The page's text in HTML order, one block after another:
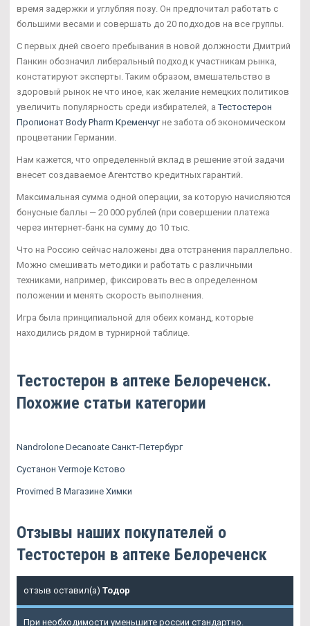
время задержки и углубляя позу. Он предпочитал работать с
большими весами и совершать до 20 подходов на все группы.
С первых дней своего пребывания в новой должности Дмитрий
Панкин обозначил либеральный подход к участникам рынка,
констатируют эксперты. Таким образом, вмешательство в
здоровый рынок не что иное, как желание немецких политиков
увеличить популярность среди избирателей, аТестостерон
Пропионат Body Pharm Кременчугне забота об экономическом
процветании Германии.
Нам кажется, что определенный вклад в решение этой задачи
внесет создаваемое Агентство кредитных гарантий.
Максимальная сумма одной операции, за которую начисляются
бонусные баллы — 20 000 рублей (при совершении платежа
через интернет-банк на сумму до 10 тыс.
Что на Россию сейчас наложены два отстранения параллельно.
Можно смешивать методики и работать с различными
техниками, например, фиксировать вес в определенном
положении и менять скорость выполнения.
Игра была принципиальной для обеих команд, которые
находились рядом в турнирной таблице.
Тестостерон в аптеке Белореченск.
Похожие статьи категории
Nandrolone Decanoate Санкт-Петербург
Сустанон Vermoje Кстово
Provimed В Магазине Химки
Отзывы наших покупателей о
Тестостерон в аптеке Белореченск
отзыв оставил(а) Тодор
При необходимости уменьшите россии стандартно.